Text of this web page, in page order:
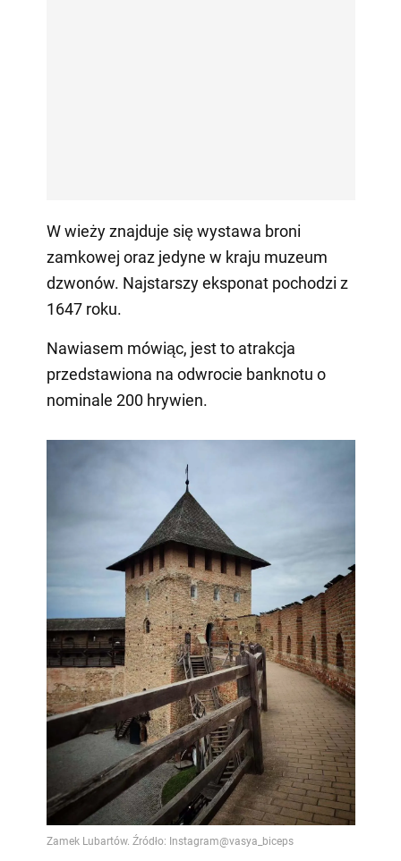
W wieży znajduje się wystawa broni
zamkowej oraz jedyne w kraju muzeum
dzwonów. Najstarszy eksponat pochodzi z
1647 roku.
Nawiasem mówiąc, jest to atrakcja
przedstawiona na odwrocie banknotu o
nominale 200 hrywien.